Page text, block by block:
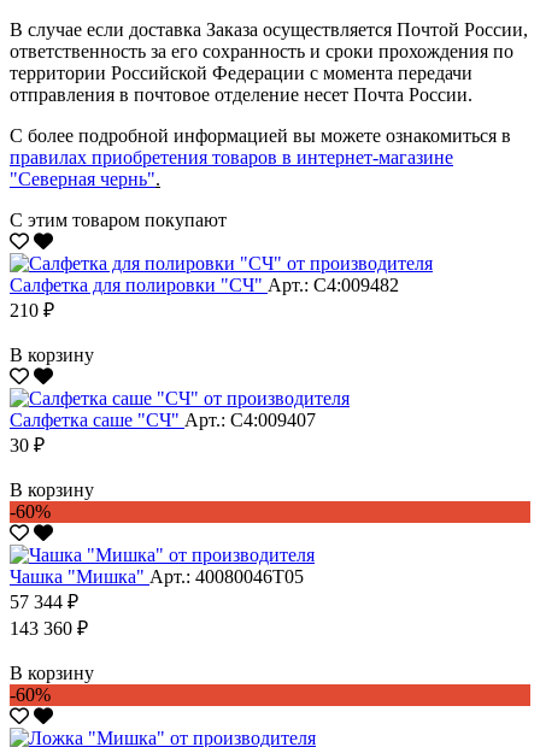
В случае если доставка Заказа осуществляется Почтой России,
ответственность за его сохранность и сроки прохождения по
территории Российской Федерации с момента передачи
отправления в почтовое отделение несет Почта России.
С более подробной информацией вы можете ознакомиться в
правилах приобретения товаров в интернет-магазине
"Северная чернь".
С этим товаром покупают
Салфетка для полировки "CЧ" Арт.: С4:009482
210 ₽
В корзину
Салфетка саше "CЧ" Арт.: С4:009407
30 ₽
В корзину
-60%
Чашка "Мишка" Арт.: 40080046Т05
57 344 ₽
143 360 ₽
В корзину
-60%